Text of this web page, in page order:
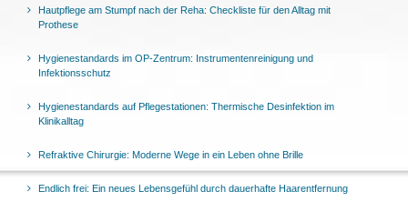
Hautpflege am Stumpf nach der Reha: Checkliste für den Alltag mit
Prothese
Hygienestandards im OP-Zentrum: Instrumentenreinigung und
Infektionsschutz
Hygienestandards auf Pflegestationen: Thermische Desinfektion im
Klinikalltag
Refraktive Chirurgie: Moderne Wege in ein Leben ohne Brille
Endlich frei: Ein neues Lebensgefühl durch dauerhafte Haarentfernung